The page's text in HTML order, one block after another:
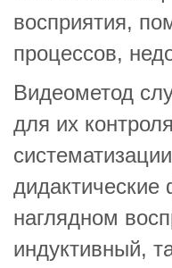
восприятия,
процессов,
Видеометод
для их
наглядном
индуктивный,